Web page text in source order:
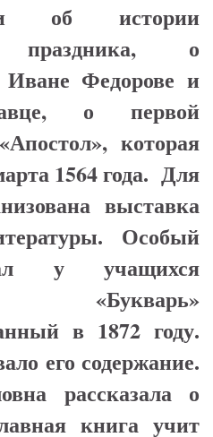
об истории
праздника, о
Иване Федорове и
о первой
которая
1564 года. Для
выставка
Особый
у учащихся
«Букварь»
в 1872 году.
его содержание.
рассказала о
книга учит